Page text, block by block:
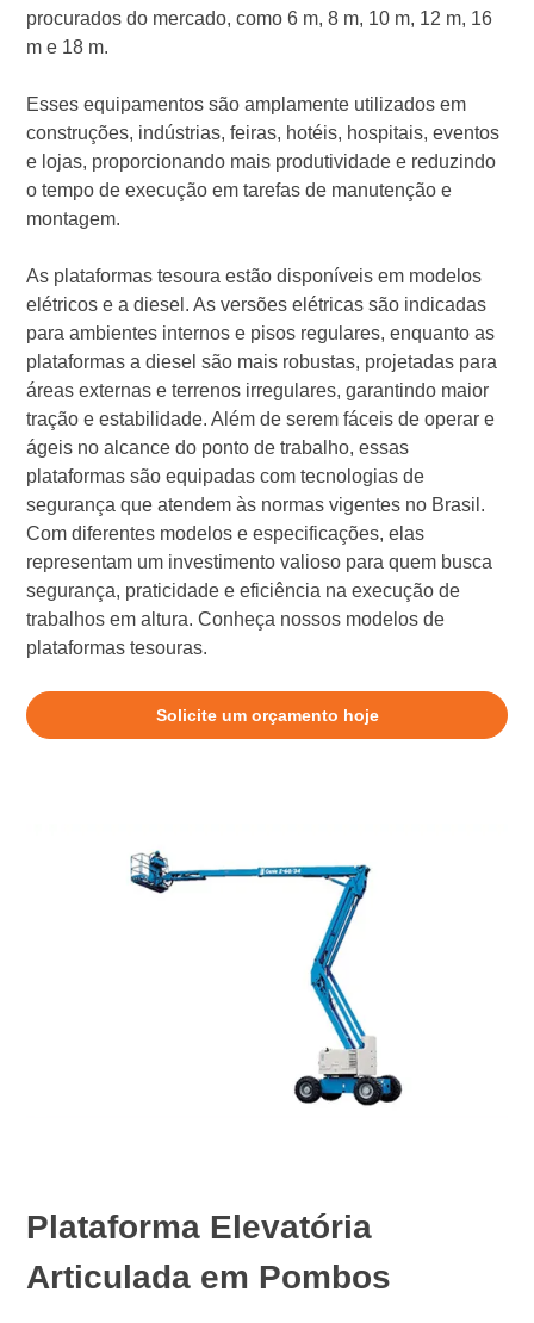
procurados do mercado, como 6 m, 8 m, 10 m, 12 m, 16
m e 18 m.
Esses equipamentos são amplamente utilizados em
construções, indústrias, feiras, hotéis, hospitais, eventos
e lojas, proporcionando mais produtividade e reduzindo
o tempo de execução em tarefas de manutenção e
montagem.
As plataformas tesoura estão disponíveis em modelos
elétricos e a diesel. As versões elétricas são indicadas
para ambientes internos e pisos regulares, enquanto as
plataformas a diesel são mais robustas, projetadas para
áreas externas e terrenos irregulares, garantindo maior
tração e estabilidade. Além de serem fáceis de operar e
ágeis no alcance do ponto de trabalho, essas
plataformas são equipadas com tecnologias de
segurança que atendem às normas vigentes no Brasil.
Com diferentes modelos e especificações, elas
representam um investimento valioso para quem busca
segurança, praticidade e eficiência na execução de
trabalhos em altura. Conheça nossos modelos de
plataformas tesouras.
Solicite um orçamento hoje
Plataforma Elevatória
Articulada em Pombos